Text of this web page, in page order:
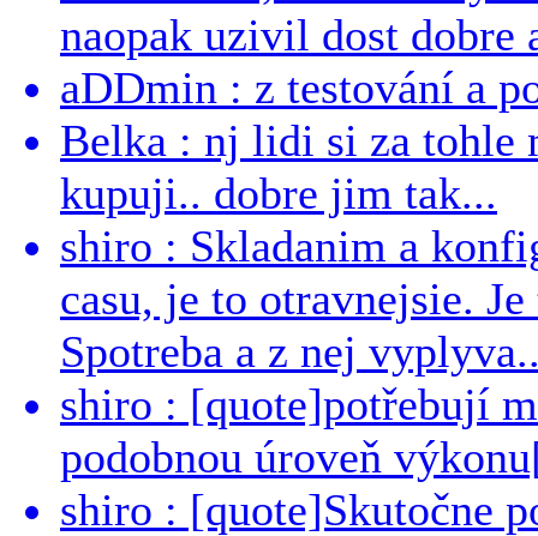
naopak uzivil dost dobre
aDDmin : z testování a
Belka : nj lidi si za tohle
kupuji.. dobre jim tak...
shiro : Skladanim a
casu, je to otravnejsie.
Spotreba a z nej
shiro : [quote]potřebují
podobnou úroveň
shiro : [quote]Skutočne